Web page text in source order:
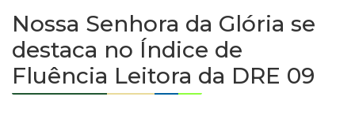
Nossa Senhora da Glória se
destaca no Índice de
Fluência Leitora da DRE 09